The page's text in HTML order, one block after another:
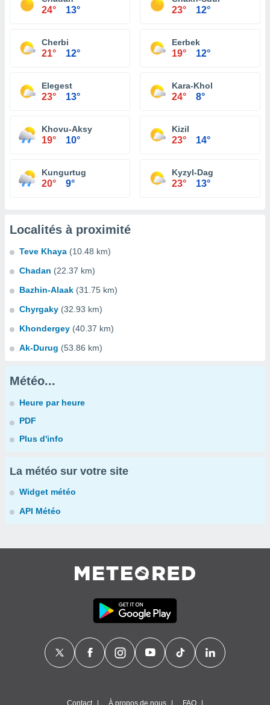
24° 13° 23° 12°
Cherbi
21° 12°
Eerbek
19° 12°
Elegest
23° 13°
Kara-Khol
24° 8°
Khovu-Aksy
19° 10°
Kizil
23° 14°
Kungurtug
20° 9°
Kyzyl-Dag
23° 13°
Localités à proximité
Teve Khaya (10.48 km)
Chadan (22.37 km)
Bazhin-Alaak (31.75 km)
Chyrgaky (32.93 km)
Khondergey (40.37 km)
Ak-Durug (53.86 km)
Météo...
Heure par heure
PDF
Plus d'info
La météo sur votre site
Widget météo
API Météo
Contact À propos de nous FAQ